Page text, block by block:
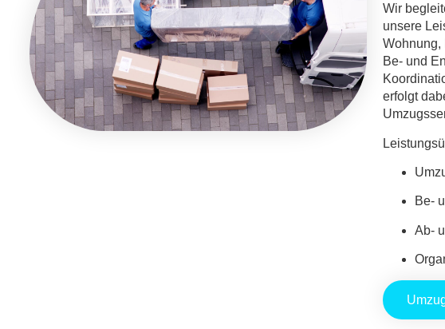
Wir
unsere
Wohnung,
Be- und
erfolgt
Be-
Ab-